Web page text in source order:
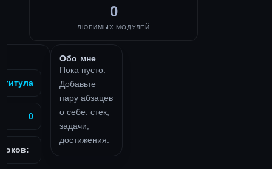
0
ЛЮБИМЫХ МОДУЛЕЙ
титула
0
Обо мне
Пока пусто.
Добавьте
пару абзацев
о себе: стек,
задачи,
достижения.